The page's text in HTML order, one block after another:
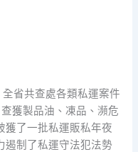
全省共查處各類私運案件
獲製品油、凍品、瀕危
獲了一批私運販私年夜
遏制了私運守法犯法勢